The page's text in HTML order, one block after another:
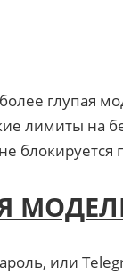
глупая
лимиты на
блокируется
или